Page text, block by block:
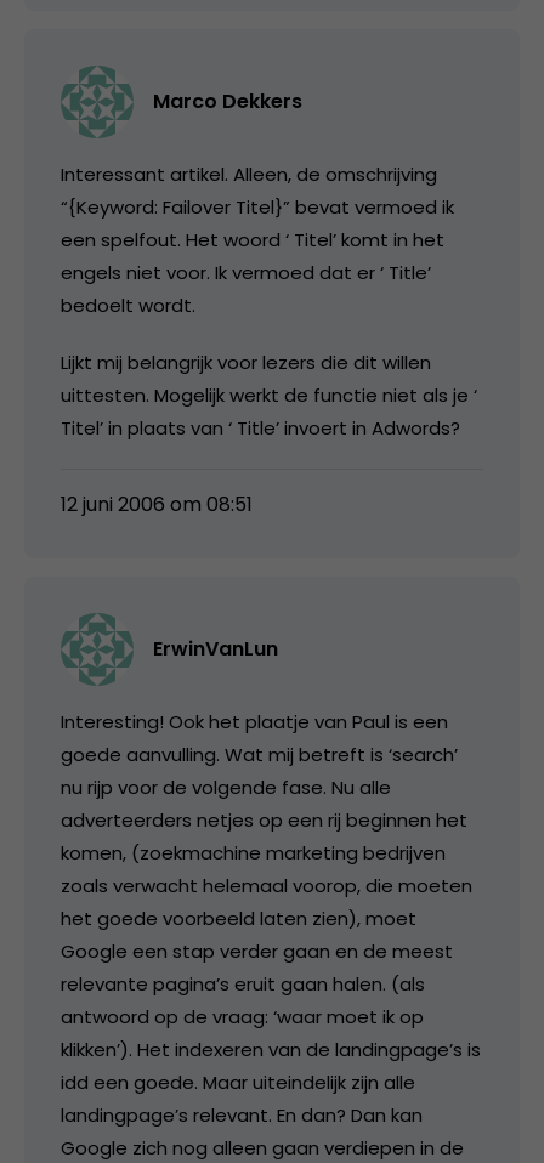
Marco Dekkers
Interessant artikel. Alleen, de omschrijving
“{Keyword: Failover Titel}” bevat vermoed ik
een spelfout. Het woord ‘ Titel’ komt in het
engels niet voor. Ik vermoed dat er ‘ Title’
bedoelt wordt.
Lijkt mij belangrijk voor lezers die dit willen
uittesten. Mogelijk werkt de functie niet als je ‘
Titel’ in plaats van ‘ Title’ invoert in Adwords?
12 juni 2006 om 08:51
ErwinVanLun
Interesting! Ook het plaatje van Paul is een
goede aanvulling. Wat mij betreft is ‘search’
nu rijp voor de volgende fase. Nu alle
adverteerders netjes op een rij beginnen het
komen, (zoekmachine marketing bedrijven
zoals verwacht helemaal voorop, die moeten
het goede voorbeeld laten zien), moet
Google een stap verder gaan en de meest
relevante pagina’s eruit gaan halen. (als
antwoord op de vraag: ‘waar moet ik op
klikken’). Het indexeren van de landingpage’s is
idd een goede. Maar uiteindelijk zijn alle
landingpage’s relevant. En dan? Dan kan
Google zich nog alleen gaan verdiepen in de